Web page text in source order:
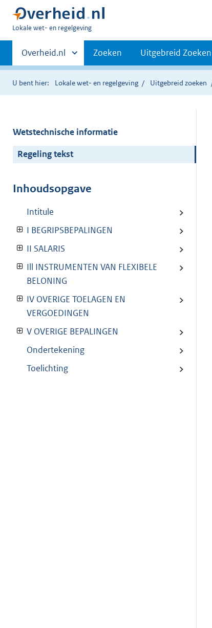
U
hier:
Lokale wet- en regelgeving
Primaire
navigatie
Andere
sites
binnen
Overheid.nl Zoeken Uitgebreid Zoeken
U bent hier: Lokale wet- en regelgeving Uitgebreid zoeken
Wetstechnische informatie
Regeling tekst
Inhoudsopgave
Intitule
I BEGRIPSBEPALINGEN
II SALARIS
Ill INSTRUMENTEN VAN FLEXIBELE
BELONING
IV OVERIGE TOELAGEN EN
VERGOEDINGEN
V OVERIGE BEPALINGEN
Ondertekening
Toelichting